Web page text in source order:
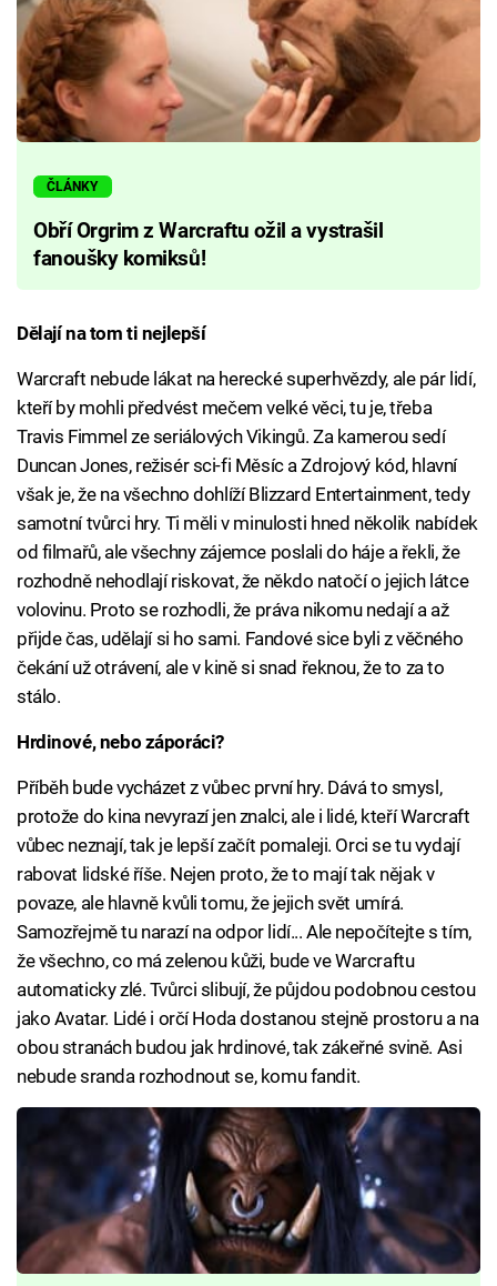
ČLÁNKY
Obří Orgrim z Warcraftu ožil a vystrašil
fanoušky komiksů!
Dělají na tom ti nejlepší
Warcraft nebude lákat na herecké superhvězdy, ale pár lidí,
kteří by mohli předvést mečem velké věci, tu je, třeba
Travis Fimmel ze seriálových Vikingů. Za kamerou sedí
Duncan Jones, režisér sci-fi Měsíc a Zdrojový kód, hlavní
však je, že na všechno dohlíží Blizzard Entertainment, tedy
samotní tvůrci hry. Ti měli v minulosti hned několik nabídek
od filmařů, ale všechny zájemce poslali do háje a řekli, že
rozhodně nehodlají riskovat, že někdo natočí o jejich látce
volovinu. Proto se rozhodli, že práva nikomu nedají a až
přijde čas, udělají si ho sami. Fandové sice byli z věčného
čekání už otrávení, ale v kině si snad řeknou, že to za to
stálo.
Hrdinové, nebo záporáci?
Příběh bude vycházet z vůbec první hry. Dává to smysl,
protože do kina nevyrazí jen znalci, ale i lidé, kteří Warcraft
vůbec neznají, tak je lepší začít pomaleji. Orci se tu vydají
rabovat lidské říše. Nejen proto, že to mají tak nějak v
povaze, ale hlavně kvůli tomu, že jejich svět umírá.
Samozřejmě tu narazí na odpor lidí... Ale nepočítejte s tím,
že všechno, co má zelenou kůži, bude ve Warcraftu
automaticky zlé. Tvůrci slibují, že půjdou podobnou cestou
jako Avatar. Lidé i orčí Hoda dostanou stejně prostoru a na
obou stranách budou jak hrdinové, tak zákeřné svině. Asi
nebude sranda rozhodnout se, komu fandit.